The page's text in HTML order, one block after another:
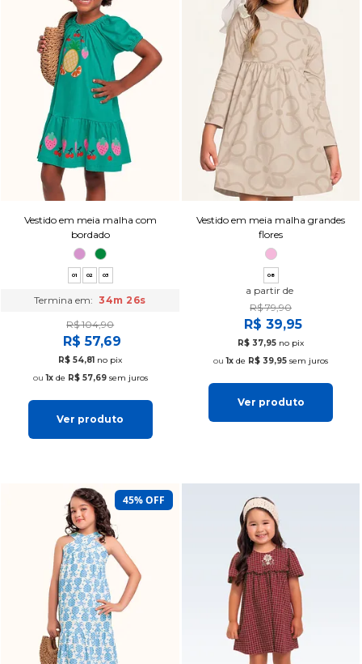
Vestido em meia malha com
bordado
01 02 03
Termina em: 34m 25s
R$ 104,90
R$ 57,69
R$ 54,81 no pix
1xde R$ 57,69sem juros
Ver produto
Vestido em meia malha grandes
flores
08
a partir de
R$ 79,90
R$ 39,95
R$ 37,95 no pix
1x de R$ 39,95 sem juros
Ver produto
45% OFF